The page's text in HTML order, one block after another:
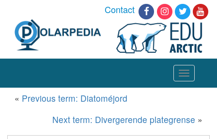
Contact
Toggle
navigation
« Previous term: Diatoméjord
Next term: Divergerende plategrense »